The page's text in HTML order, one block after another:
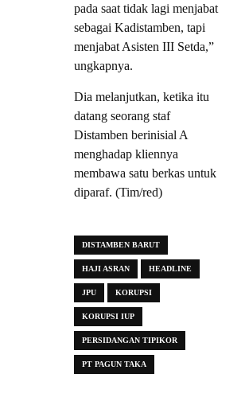
pada saat tidak lagi menjabat
sebagai Kadistamben, tapi
menjabat Asisten III Setda,”
ungkapnya.
Dia melanjutkan, ketika itu
datang seorang staf
Distamben berinisial A
menghadap kliennya
membawa satu berkas untuk
diparaf. (Tim/red)
DISTAMBEN BARUT
HAJI ASRAN HEADLINE
JPU KORUPSI
KORUPSI IUP
PERSIDANGAN TIPIKOR
PT PAGUN TAKA